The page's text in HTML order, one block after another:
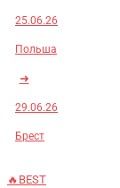
25.06.26
Польша
➜
29.06.26
Брест
🔥BEST